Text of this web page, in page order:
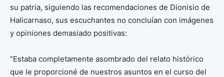
su patria, siguiendo las recomendaciones de Dionisio de
Halicarnaso, sus escuchantes no concluían con imágenes
y opiniones demasiado positivas:
“Estaba completamente asombrado del relato histórico
que le proporcioné de nuestros asuntos en el curso del